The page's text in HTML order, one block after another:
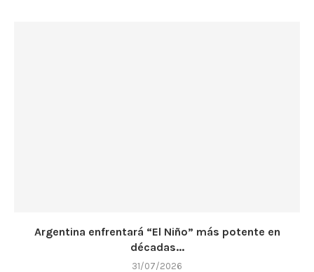
Argentina enfrentará “El Niño” más potente en
décadas...
31/07/2026